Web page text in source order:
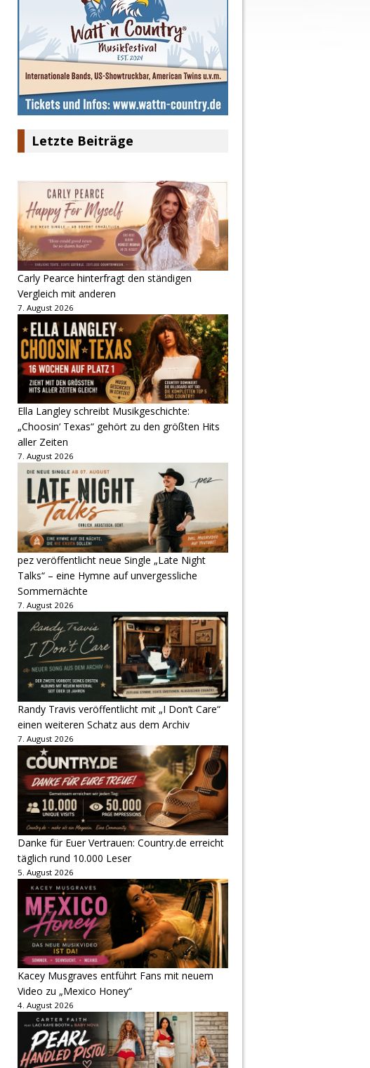
Letzte Beiträge
Carly Pearce hinterfragt den ständigen
Vergleich mit anderen
7. August 2026
Ella Langley schreibt Musikgeschichte:
„Choosin‘ Texas“ gehört zu den größten Hits
aller Zeiten
7. August 2026
pez veröffentlicht neue Single „Late Night
Talks“ – eine Hymne auf unvergessliche
Sommernächte
7. August 2026
Randy Travis veröffentlicht mit „I Don’t Care“
einen weiteren Schatz aus dem Archiv
7. August 2026
Danke für Euer Vertrauen: Country.de erreicht
täglich rund 10.000 Leser
5. August 2026
Kacey Musgraves entführt Fans mit neuem
Video zu „Mexico Honey“
4. August 2026